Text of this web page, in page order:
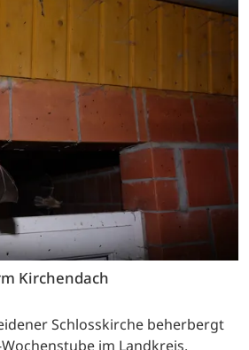
Kirchendach
Schlosskirche beherbergt
im Landkreis.